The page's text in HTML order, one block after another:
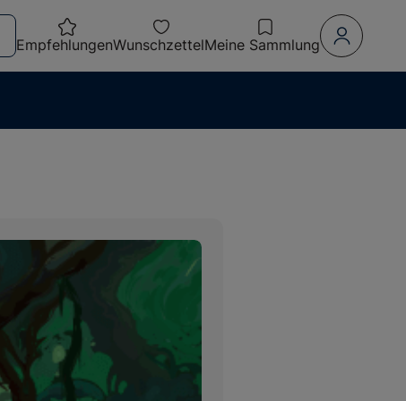
EmpfehlungenWunschzettelMeine Sammlung